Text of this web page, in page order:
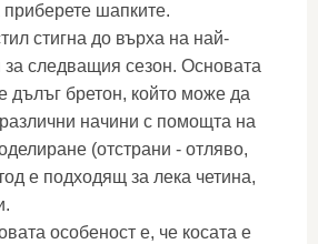
шапките.
стигна до върха на най-
за следващия сезон. Основата
дълъг бретон, който може да
начини с помощта на
(отстрани - отляво,
е подходящ за лека четина,
особеност е, че косата е